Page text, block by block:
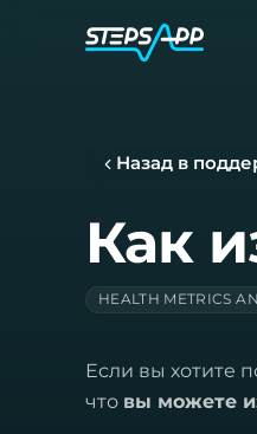
Назад в
Как
HEALTH METRICS
Если вы хотите
что вы можете